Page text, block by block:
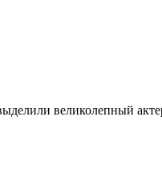
великолепный